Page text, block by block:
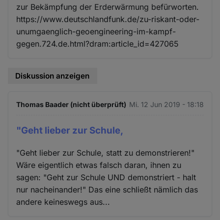
zur Bekämpfung der Erderwärmung befürworten.
https://www.deutschlandfunk.de/zu-riskant-oder-
unumgaenglich-geoengineering-im-kampf-
gegen.724.de.html?dram:article_id=427065
Diskussion anzeigen
Thomas Baader (nicht überprüft) Mi. 12 Jun 2019 - 18:18
"Geht lieber zur Schule,
"Geht lieber zur Schule, statt zu demonstrieren!"
Wäre eigentlich etwas falsch daran, ihnen zu
sagen: "Geht zur Schule UND demonstriert - halt
nur nacheinander!" Das eine schließt nämlich das
andere keineswegs aus...